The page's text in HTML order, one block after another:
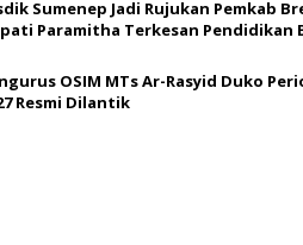
Sumenep Jadi Rujukan Pemkab
Paramitha Terkesan Pendidikan
OSIM MTs Ar-Rasyid Duko
Resmi Dilantik